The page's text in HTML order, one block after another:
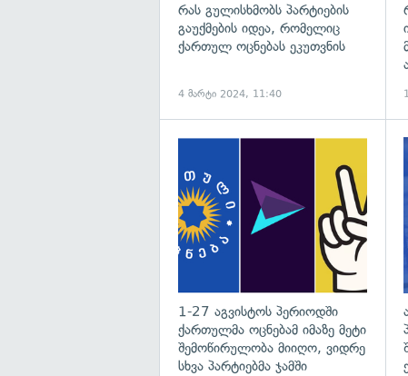
რას გულისხმობს პარტიების
გაუქმების იდეა, რომელიც
ქართულ ოცნებას ეკუთვნის
4 მარტი 2024, 11:40
1-27 აგვისტოს პერიოდში
ქართულმა ოცნებამ იმაზე მეტი
შემოწირულობა მიიღო, ვიდრე
სხვა პარტიებმა ჯამში